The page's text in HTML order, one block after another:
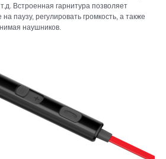
Встроенная гарнитура позволяет
паузу, регулировать громкость, а также
наушников.